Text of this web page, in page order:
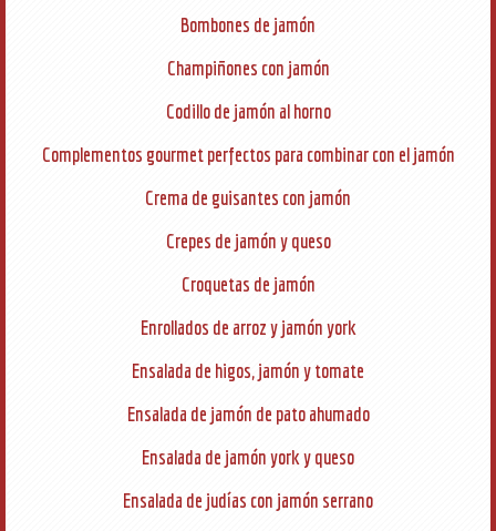
Bombones de jamón
Champiñones con jamón
Codillo de jamón al horno
Complementos gourmet perfectos para combinar con el jamón
Crema de guisantes con jamón
Crepes de jamón y queso
Croquetas de jamón
Enrollados de arroz y jamón york
Ensalada de higos, jamón y tomate
Ensalada de jamón de pato ahumado
Ensalada de jamón york y queso
Ensalada de judías con jamón serrano